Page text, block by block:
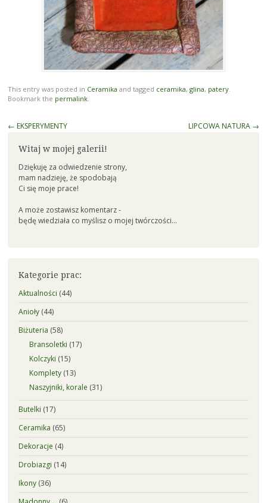
This entry was posted in Ceramika and tagged ceramika, glina, patery.
Bookmark the permalink.
Post
← EKSPERYMENTY LIPCOWA NATURA →
Witaj w mojej galerii!
Dziękuję za odwiedzenie strony,
mam nadzieję, że spodobają
Ci się moje prace!
A może zostawisz komentarz -
będę wiedziała co myślisz o mojej twórczości...
Kategorie prac:
Aktualności (44)
Anioły(44)
Biżuteria (58)
Bransoletki (17)
Kolczyki (15)
Komplety(13)
Naszyjniki, korale (31)
Butelki (17)
Ceramika (65)
Dekoracje (4)
Drobiazgi (14)
Ikony(36)